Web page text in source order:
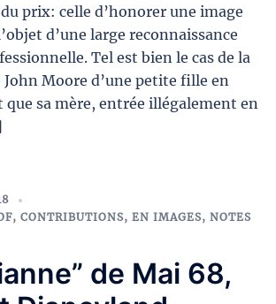
prix: celle d’honorer une image
d’une large reconnaissance
Tel est bien le cas de la
John Moore d’une petite fille en
que sa mère, entrée illégalement en
, CONTRIBUTIONS, EN IMAGES, NOTES
de Mai 68,